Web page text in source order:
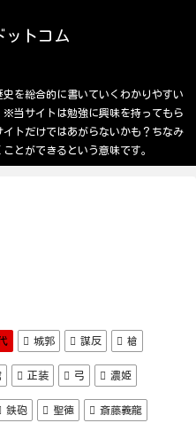
ットコム
を総合的に書いていくわかりやすい
※当サイトは勉強に興味を持ってもら
トだけではあがらないかも？ちなみ
とができるという意味です。
城郭 謀反 槍
正装 弓 濃姫
鉄砲 聖徳 斎藤義龍